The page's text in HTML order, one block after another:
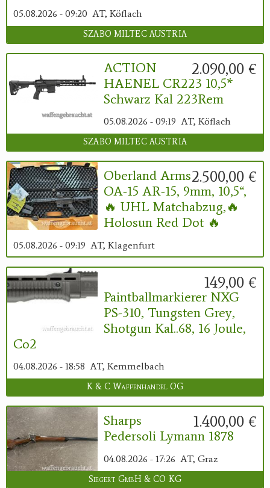
05.08.2026 - 09:20 AT, Köflach
SZABO MILTEC AUSTRIA
2.090,00 €
ACTION
HAENEL CR223 10,5*
Schwarz Kal 223Rem
05.08.2026 - 09:19 AT, Köflach
SZABO MILTEC AUSTRIA
2.500,00 €
Oberland Arms
OA-15 AR-15, 9mm, 10,5“,
🔥 UHL Matchabzug,🔥
Holosun Red Dot 🔥
05.08.2026 - 09:19 AT, Klagenfurt
149,00 €
Paintballmarkierer NXG
PS-310, Tungsten Grey,
Shotgun Kal..68, 16 Joule,
Co2
04.08.2026 - 18:58 AT, Kemmelbach
K & C Waffenhandel OG
1.400,00 €
Sharps
Pedersoli Lymann 1878
04.08.2026 - 17:26 AT, Graz
Siegert GmbH & CO KG